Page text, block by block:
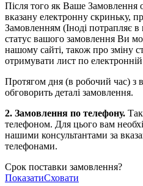
Після того як Ваше Замовлення
вказану електронну скриньку,
Замовленням (Іноді потрапляє
статус вашого замовлення Ви
нашому сайті, також про зміну
отримувати лист по
Протягом дня (в робочий час) з
обговорить деталі замовлення.
2. Замовлення по телефону.
телефоном. Для цього вам
нашими консультантами за
телефонами.
Срок поставки замовлення?
ПоказатиСховати